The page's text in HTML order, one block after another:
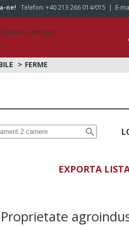
ne! Telefon: +40 213 266 014/015 | E-
FERME
EXPORTA
Proprietate